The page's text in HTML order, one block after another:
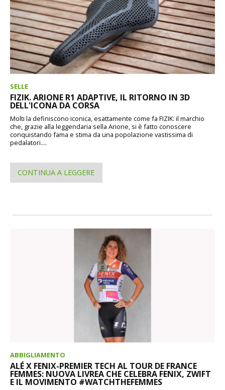
SELLE
FIZIK. ARIONE R1 ADAPTIVE, IL RITORNO IN 3D
DELL'ICONA DA CORSA
Molti la definiscono iconica, esattamente come fa FIZIK: il marchio
che, grazie alla leggendaria sella Arione, si è fatto conoscere
conquistando fama e stima da una popolazione vastissima di
pedalatori....
CONTINUA A LEGGERE
ABBIGLIAMENTO
ALÉ X FENIX-PREMIER TECH AL TOUR DE FRANCE
FEMMES: NUOVA LIVREA CHE CELEBRA FENIX, ZWIFT
E IL MOVIMENTO #WATCHTHEFEMMES